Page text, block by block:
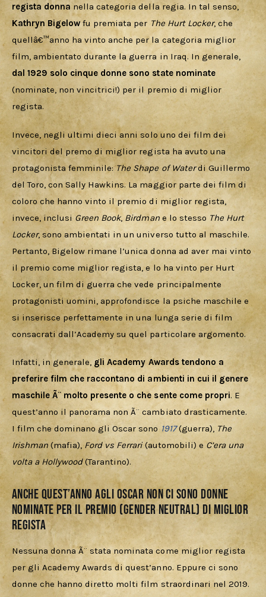
regista donna nella categoria della regia. In tal senso,
Kathryn Bigelow fu premiata per The Hurt Locker, che
quellâ€™anno ha vinto anche per la categoria miglior
film, ambientato durante la guerra in Iraq. In generale,
dal 1929 solo cinque donne sono state nominate
(nominate, non vincitrici!) per il premio di miglior
regista.
Invece, negli ultimi dieci anni solo uno dei film dei
vincitori del premo di miglior regista ha avuto una
protagonista femminile: The Shape of Water di Guillermo
del Toro, con Sally Hawkins. La maggior parte dei film di
coloro che hanno vinto il premio di miglior regista,
invece, inclusi Green Book, Birdman e lo stesso The Hurt
Locker, sono ambientati in un universo tutto al maschile.
Pertanto, Bigelow rimane l’unica donna ad aver mai vinto
il premio come miglior regista, e lo ha vinto per Hurt
Locker, un film di guerra che vede principalmente
protagonisti uomini, approfondisce la psiche maschile e
si inserisce perfettamente in una lunga serie di film
consacrati dall’Academy su quel particolare argomento.
Infatti, in generale, gli Academy Awards tendono a
preferire film che raccontano di ambienti in cui il genere
maschile Ã¨ molto presente o che sente come propri. E
quest’anno il panorama non Ã¨ cambiato drasticamente.
I film che dominano gli Oscar sono 1917 (guerra), The
Irishman (mafia), Ford vs Ferrari (automobili) e C’era una
volta a Hollywood (Tarantino).
Anche quest’anno agli Oscar non ci sono donne
nominate per il premio (gender neutral) di miglior
regista
Nessuna donna Ã¨ stata nominata come miglior regista
per gli Academy Awards di quest’anno. Eppure ci sono
donne che hanno diretto molti film straordinari nel 2019.